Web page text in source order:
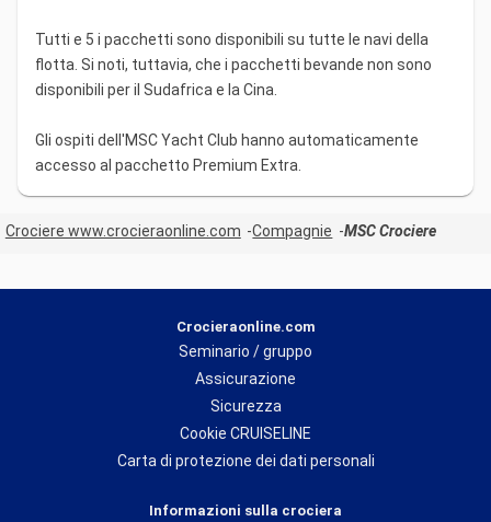
Tutti e 5 i pacchetti sono disponibili su tutte le navi della
flotta. Si noti, tuttavia, che i pacchetti bevande non sono
disponibili per il Sudafrica e la Cina.
Gli ospiti dell'MSC Yacht Club hanno automaticamente
accesso al pacchetto Premium Extra.
Crociere www.crocieraonline.com Compagnie MSC Crociere
Crocieraonline.com
Seminario / gruppo
Assicurazione
Sicurezza
Cookie CRUISELINE
Carta di protezione dei dati personali
Informazioni sulla crociera